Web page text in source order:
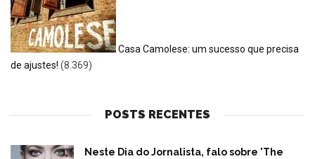
Casa Camolese: um sucesso que precisa
de ajustes! (8.369)
POSTS RECENTES
Neste Dia do Jornalista, falo sobre 'The